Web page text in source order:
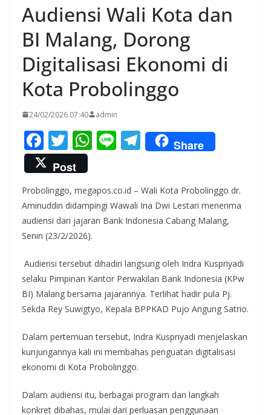
Audiensi Wali Kota dan
BI Malang, Dorong
Digitalisasi Ekonomi di
Kota Probolinggo
24/02/2026 07:40 admin
F
ac
e
b
o
o
k
T
w
itt
er
W
s
A
p
Li T
el
gr
a
Share
Post
Probolinggo, megapos.co.id – Wali Kota Probolinggo dr.
Aminuddin didampingi Wawali Ina Dwi Lestari menerima
audiensi dari jajaran Bank Indonesia Cabang Malang,
Senin (23/2/2026).
Audiensi tersebut dihadiri langsung oleh Indra Kuspriyadi
selaku Pimpinan Kantor Perwakilan Bank Indonesia (KPw
BI) Malang bersama jajarannya. Terlihat hadir pula Pj.
Sekda Rey Suwigtyo, Kepala BPPKAD Pujo Angung Satrio.
Dalam pertemuan tersebut, Indra Kuspriyadi menjelaskan
kunjungannya kali ini membahas penguatan digitalisasi
ekonomi di Kota Probolinggo.
Dalam audiensi itu, berbagai program dan langkah
konkret dibahas, mulai dari perluasan penggunaan